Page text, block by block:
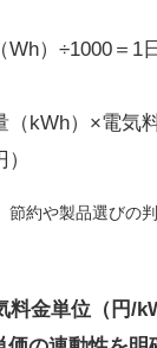
Wh）÷1000＝1
（kWh）×電気
節約や製品選びの
料金単位（円/